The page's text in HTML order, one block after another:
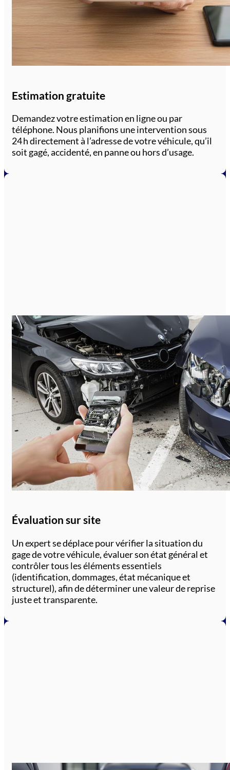
Estimation gratuite
Demandez votre estimation en ligne ou par
téléphone. Nous planifions une intervention sous
24 h directement à l’adresse de votre véhicule, qu’il
soit gagé, accidenté, en panne ou hors d’usage.
Évaluation sur site
Un expert se déplace pour vérifier la situation du
gage de votre véhicule, évaluer son état général et
contrôler tous les éléments essentiels
(identification, dommages, état mécanique et
structurel), afin de déterminer une valeur de reprise
juste et transparente.